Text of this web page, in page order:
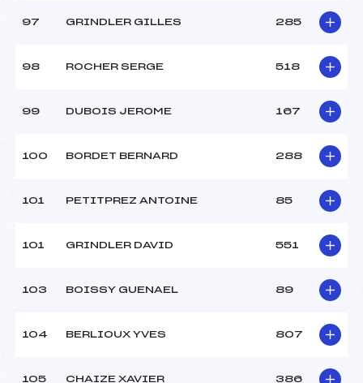
97 GRINDLER GILLES 285
98 ROCHER SERGE 518
99 DUBOIS JEROME 167
100 BORDET BERNARD 288
101 PETITPREZ ANTOINE 85
101 GRINDLER DAVID 551
103 BOISSY GUENAEL 89
104 BERLIOUX YVES 807
105 CHAIZE XAVIER 386